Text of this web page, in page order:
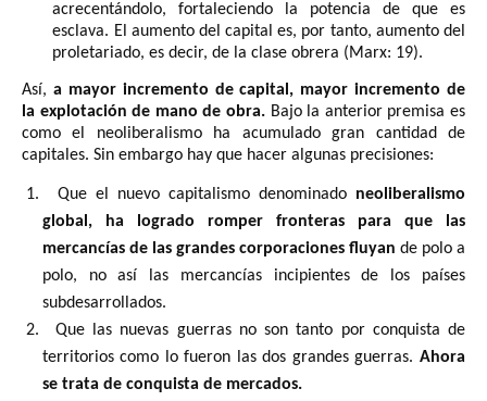
acrecentándolo, fortaleciendo la potencia de que es
esclava. El aumento del capital es, por tanto, aumento del
proletariado, es decir, de la clase obrera (Marx: 19).
Así, a mayor incremento de capital, mayor incremento de
la explotación de mano de obra. Bajo la anterior premisa es
como el neoliberalismo ha acumulado gran cantidad de
capitales. Sin embargo hay que hacer algunas precisiones:
1. Que el nuevo capitalismo denominado neoliberalismo
global, ha logrado romper fronteras para que las
mercancías de las grandes corporaciones fluyan de polo a
polo, no así las mercancías incipientes de los países
subdesarrollados.
2.
Que las nuevas guerras no son tanto por conquista de
territorios como lo fueron las dos grandes guerras. Ahora
se trata de conquista de mercados.